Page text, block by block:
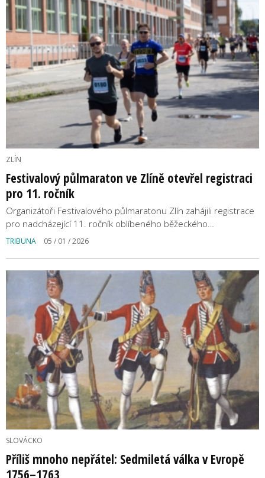
ZLÍN
Festivalový půlmaraton ve Zlíně otevřel registraci
pro 11. ročník
Organizátoři Festivalového půlmaratonu Zlín zahájili registrace
pro nadcházející 11. ročník oblíbeného běžeckého…
TRIBUNA 05 / 01 / 2026
SLOVÁCKO
Příliš mnoho nepřátel: Sedmiletá válka v Evropě